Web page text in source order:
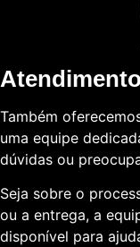
Também
uma equipe
dúvidas ou
Seja sobre o
ou a entrega, a
disponível para